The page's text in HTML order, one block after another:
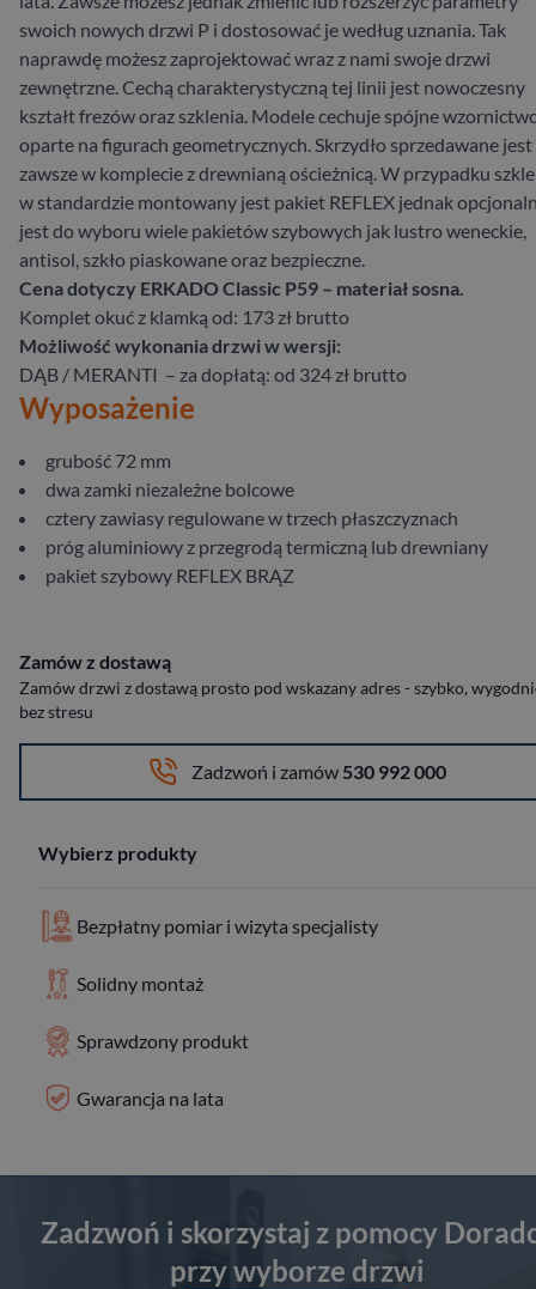
swoich nowych drzwi P i dostosować je według uznania. Tak
naprawdę możesz zaprojektować wraz z nami swoje drzwi
zewnętrzne. Cechą charakterystyczną tej linii jest nowoczesny
kształt frezów oraz szklenia. Modele cechuje spójne
oparte na figurach geometrycznych. Skrzydło sprzedawane jest
zawsze w komplecie z drewnianą ościeżnicą. W przypadku
w standardzie montowany jest pakiet REFLEX jednak
jest do wyboru wiele pakietów szybowych jak lustro weneckie,
antisol, szkło piaskowane oraz bezpieczne.
Cena dotyczy ERKADO Classic P59 – materiał sosna.
Komplet okuć z klamką od: 173 zł brutto
Możliwość wykonania drzwi w wersji:
DĄB / MERANTI – za dopłatą: od 324 zł brutto
Wyposażenie
grubość 72 mm
dwa zamki niezależne bolcowe
cztery zawiasy regulowane w trzech płaszczyznach
próg aluminiowy z przegrodą termiczną lub drewniany
pakiet szybowy REFLEX BRĄZ
Zamów z dostawą
Zamów drzwi z dostawą prosto pod wskazany adres - szybko,
bez stresu
Zadzwoń i zamów 530 992 000
Wybierz produkty
Bezpłatny pomiar i wizyta specjalisty
Solidny montaż
Sprawdzony produkt
Gwarancja na lata
Zadzwoń i skorzystaj z pomocy
przy wyborze drzwi